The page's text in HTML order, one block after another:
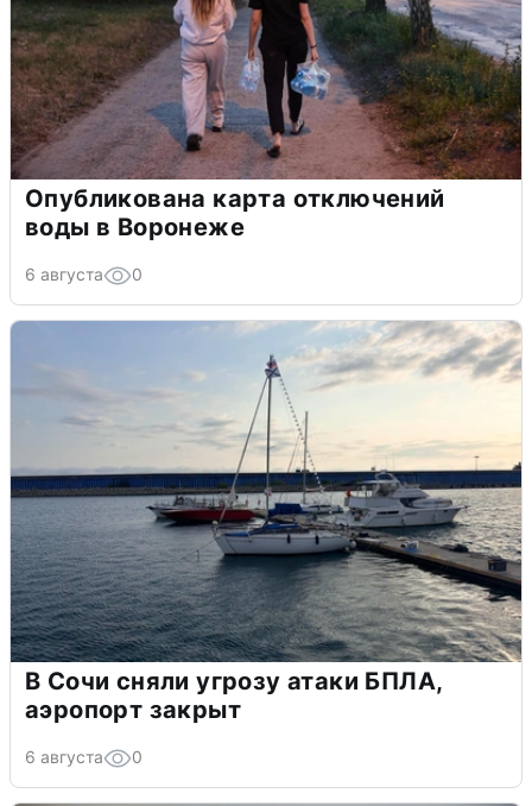
Опубликована карта отключений
воды в Воронеже
6 августа 0
В Сочи сняли угрозу атаки БПЛА,
аэропорт закрыт
6 августа 0